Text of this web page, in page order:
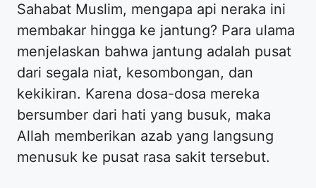
Sahabat Muslim, mengapa api neraka ini
membakar hingga ke jantung? Para ulama
menjelaskan bahwa jantung adalah pusat
dari segala niat, kesombongan, dan
kekikiran. Karena dosa-dosa mereka
bersumber dari hati yang busuk, maka
Allah memberikan azab yang langsung
menusuk ke pusat rasa sakit tersebut.